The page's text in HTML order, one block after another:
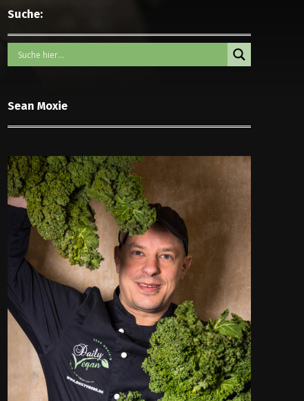
Suche:
Sean Moxie